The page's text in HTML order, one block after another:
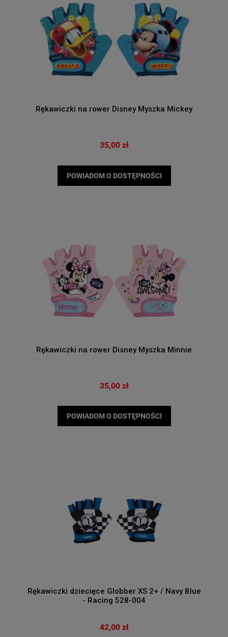
Rękawiczki na rower Disney Myszka Mickey
35,00 zł
POWIADOM O DOSTĘPNOŚCI
Rękawiczki na rower Disney Myszka Minnie
35,00 zł
POWIADOM O DOSTĘPNOŚCI
Rękawiczki dziecięce Globber XS 2+ / Navy Blue
- Racing 528-004
42,00 zł